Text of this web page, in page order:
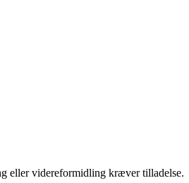
eller videreformidling kræver tilladelse.